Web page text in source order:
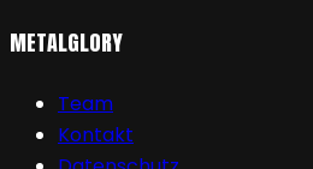
METALGLORY
Team
Kontakt